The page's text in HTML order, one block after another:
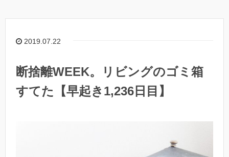
2019.07.22
断捨離WEEK。リビングのゴミ箱
すてた【早起き1,236日目】